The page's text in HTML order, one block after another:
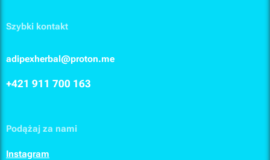
Szybki kontakt
adipexherbal@proton.me
+421 911 700 163
Podążaj za nami
Instagram